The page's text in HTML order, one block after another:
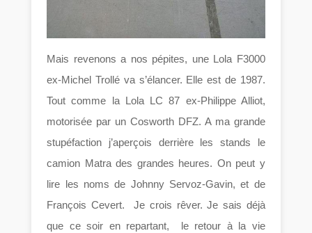
Mais revenons a nos pépites, une Lola F3000
ex-Michel Trollé va s’élancer. Elle est de 1987.
Tout comme la Lola LC 87 ex-Philippe Alliot,
motorisée par un Cosworth DFZ. A ma grande
stupéfaction j’aperçois derrière les stands le
camion Matra des grandes heures. On peut y
lire les noms de Johnny Servoz-Gavin, et de
François Cevert. Je crois rêver. Je sais déjà
que ce soir en repartant, le retour à la vie